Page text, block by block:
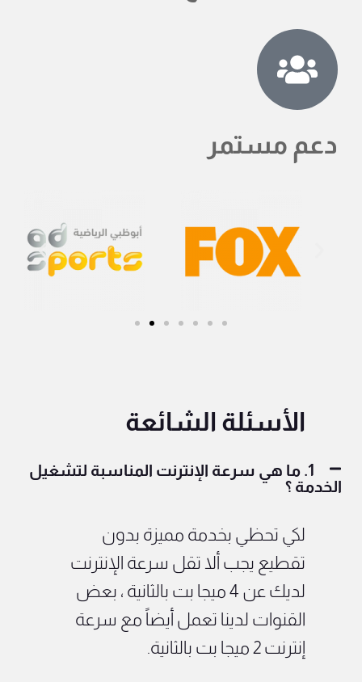
دعم مستمر
الأسئلة الشائعة
1. ما هي سرعة الإنترنت المناسبة لتشغيل
الخدمة ؟
لكي تحظي بخدمة مميزة بدون
تقطيع يجب ألا تقل سرعة الإنترنت
لديك عن 4 ميجا بت بالثانية ، بعض
القنوات لدينا تعمل أيضاً مع سرعة
إنترنت 2 ميجا بت بالثانية.